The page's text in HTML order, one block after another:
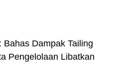
Bahas Dampak Tailing
Pengelolaan Libatkan